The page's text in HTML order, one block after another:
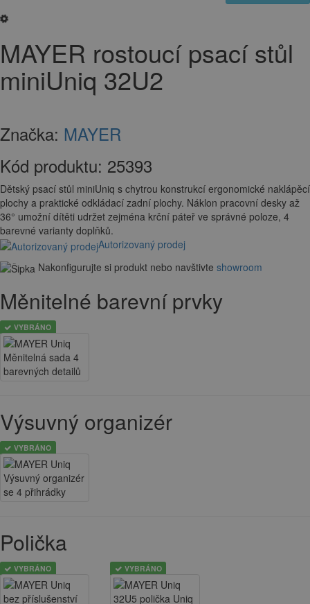
MAYER rostoucí psací stůl
miniUniq 32U2
Značka: MAYER
Kód produktu: 25393
Dětský psací stůl miniUniq s chytrou konstrukcí ergonomické naklápěcí
plochy a praktické odkládací zadní plochy. Náklon pracovní desky až
36° umožní dítěti udržet zejména krční páteř ve správné poloze, 4
barevné varianty doplňků.
Autorizovaný prodej
Nakonfigurujte si produkt nebo navštivte showroom
Měnitelné barevní prvky
VYBRÁNO
Výsuvný organizér
VYBRÁNO
Polička
VYBRÁNO VYBRÁNO